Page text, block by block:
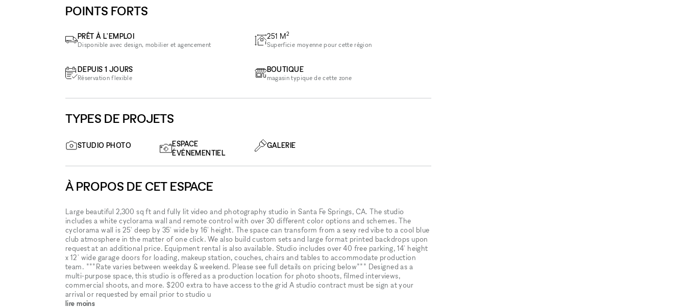
POINTS FORTS
PRÊT À L'EMPLOI
Disponible avec design, mobilier et agencement
DEPUIS 1 JOURS
Réservation flexible
251 M2
Superficie moyenne pour cette région
BOUTIQUE
magasin typique de cette zone
TYPES DE PROJETS
STUDIO PHOTO
ESPACE
ÉVÉNEMENTIEL
GALERIE
À PROPOS DE CET ESPACE
Large beautiful 2,300 sq ft and fully lit video and photography studio in Santa Fe Springs, CA. The studio
includes a white cyclorama wall and remote control with over 30 different color options and schemes. The
cyclorama wall is 25' deep by 35' wide by 16' height. The space can transform from a sexy red vibe to a cool blue
club atmosphere in the matter of one click. We also build custom sets and large format printed backdrops upon
request at an additional price. Equipment rental is also available. Studio includes over 40 free parking, 14' height
x 12' wide garage doors for loading, makeup station, couches, chairs and tables to accommodate production
team. ***Rate varies between weekday & weekend. Please see full details on pricing below*** Designed as a
multi-purpose space, this studio is offered as a production location for photo shoots, filmed interviews,
commercial shoots, and more. $200 extra to have access to the grid A studio contract must be sign at your
arrival or requested by email prior to studio u
lire moins